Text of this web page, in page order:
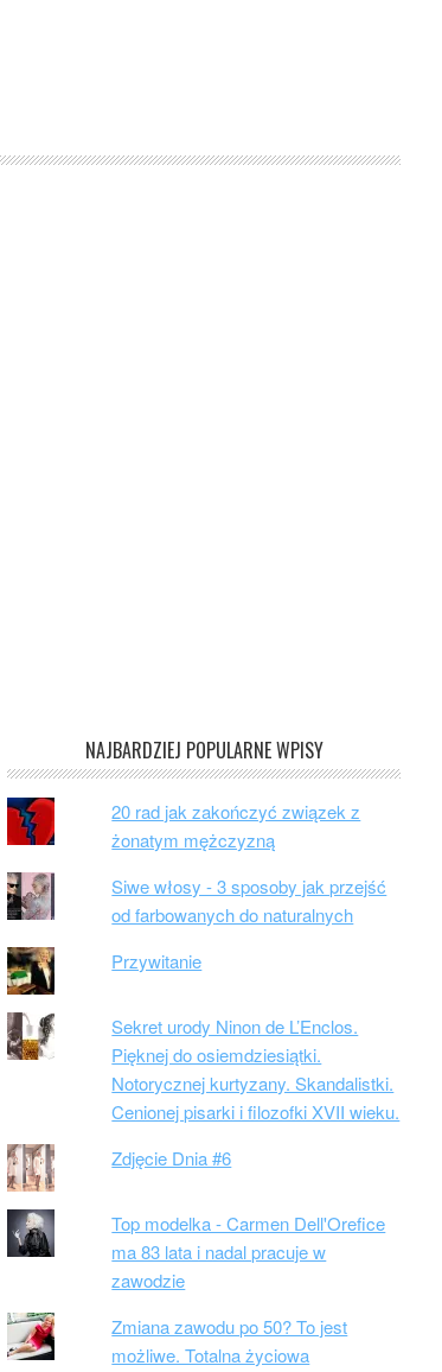
NAJBARDZIEJ POPULARNE WPISY
20 rad jak zakończyć związek z
żonatym mężczyzną
Siwe włosy - 3 sposoby jak przejść
od farbowanych do naturalnych
Przywitanie
Sekret urody Ninon de L’Enclos.
Pięknej do osiemdziesiątki.
Notorycznej kurtyzany. Skandalistki.
Cenionej pisarki i filozofki XVII wieku.
Zdjęcie Dnia #6
Top modelka - Carmen Dell'Orefice
ma 83 lata i nadal pracuje w
zawodzie
Zmiana zawodu po 50? To jest
możliwe. Totalna życiowa